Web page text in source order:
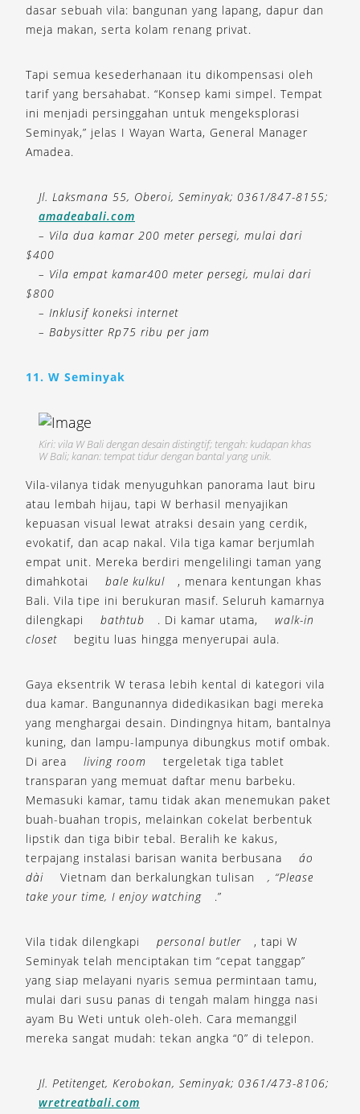
dasar sebuah vila: bangunan yang lapang, dapur dan
meja makan, serta kolam renang privat.
Tapi semua kesederhanaan itu dikompensasi oleh
tarif yang bersahabat. “Konsep kami simpel. Tempat
ini menjadi persinggahan untuk mengeksplorasi
Seminyak,” jelas I Wayan Warta, General Manager
Amadea.
Jl. Laksmana 55, Oberoi, Seminyak; 0361/847-8155;
amadeabali.com
– Vila dua kamar 200 meter persegi, mulai dari
$400
– Vila empat kamar400 meter persegi, mulai dari
$800
– Inklusif koneksi internet
– Babysitter Rp75 ribu per jam
11. W Seminyak
Kiri: vila W Bali dengan desain distingtif; tengah: kudapan khas
W Bali; kanan: tempat tidur dengan bantal yang unik.
Vila-vilanya tidak menyuguhkan panorama laut biru
atau lembah hijau, tapi W berhasil menyajikan
kepuasan visual lewat atraksi desain yang cerdik,
evokatif, dan acap nakal. Vila tiga kamar berjumlah
empat unit. Mereka berdiri mengelilingi taman yang
dimahkotai
bale kulkul
, menara kentungan khas
Bali. Vila tipe ini berukuran masif. Seluruh kamarnya
dilengkapi
bathtub . Di kamar utama,
walk-in
closet
begitu luas hingga menyerupai aula.
Gaya eksentrik W terasa lebih kental di kategori vila
dua kamar. Bangunannya didedikasikan bagi mereka
yang menghargai desain. Dindingnya hitam, bantalnya
kuning, dan lampu-lampunya dibungkus motif ombak.
Di area
living room
tergeletak tiga tablet
transparan yang memuat daftar menu barbeku.
Memasuki kamar, tamu tidak akan menemukan paket
buah-buahan tropis, melainkan cokelat berbentuk
lipstik dan tiga bibir tebal. Beralih ke kakus,
terpajang instalasi barisan wanita berbusana
áo
dài
Vietnam dan berkalungkan tulisan
, “Please
take your time, I enjoy watching
.”
Vila tidak dilengkapi personal butler
, tapi W
Seminyak telah menciptakan tim “cepat tanggap”
yang siap melayani nyaris semua permintaan tamu,
mulai dari susu panas di tengah malam hingga nasi
ayam Bu Weti untuk oleh-oleh. Cara memanggil
mereka sangat mudah: tekan angka “0” di telepon.
Jl. Petitenget, Kerobokan, Seminyak; 0361/473-8106;
wretreatbali.com